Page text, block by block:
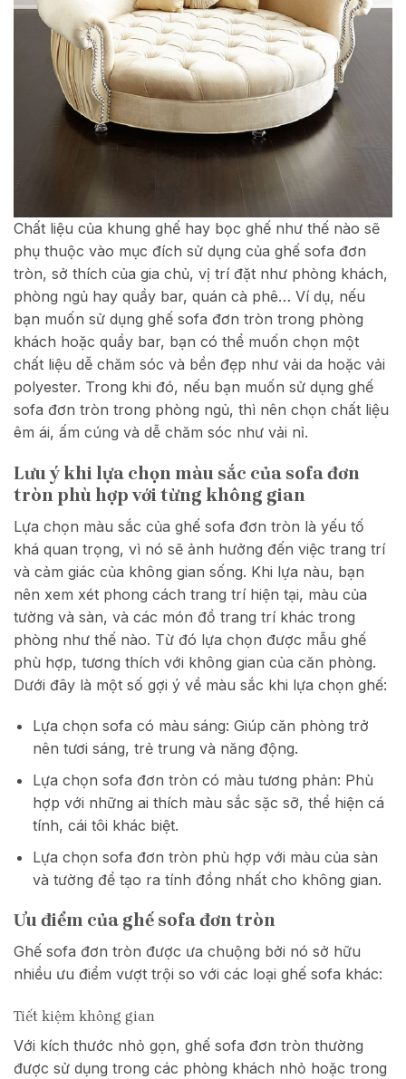
Chất liệu của khung ghế hay bọc ghế như thế nào sẽ
phụ thuộc vào mục đích sử dụng của ghế sofa đơn
tròn, sở thích của gia chủ, vị trí đặt như phòng khách,
phòng ngủ hay quầy bar, quán cà phê… Ví dụ, nếu
bạn muốn sử dụng ghế sofa đơn tròn trong phòng
khách hoặc quầy bar, bạn có thể muốn chọn một
chất liệu dễ chăm sóc và bền đẹp như vải da hoặc vải
polyester. Trong khi đó, nếu bạn muốn sử dụng ghế
sofa đơn tròn trong phòng ngủ, thì nên chọn chất liệu
êm ái, ấm cúng và dễ chăm sóc như vải nỉ.
Lưu ý khi lựa chọn màu sắc của sofa đơn
tròn phù hợp với từng không gian
Lựa chọn màu sắc của ghế sofa đơn tròn là yếu tố
khá quan trọng, vì nó sẽ ảnh hưởng đến việc trang trí
và cảm giác của không gian sống. Khi lựa nàu, bạn
nên xem xét phong cách trang trí hiện tại, màu của
tường và sàn, và các món đồ trang trí khác trong
phòng như thế nào. Từ đó lựa chọn được mẫu ghế
phù hợp, tương thích với không gian của căn phòng.
Dưới đây là một số gợi ý về màu sắc khi lựa chọn ghế:
Lựa chọn sofa có màu sáng: Giúp căn phòng trở
nên tươi sáng, trẻ trung và năng động.
Lựa chọn sofa đơn tròn có màu tương phản: Phù
hợp với những ai thích màu sắc sặc sỡ, thể hiện cá
tính, cái tôi khác biệt.
Lựa chọn sofa đơn tròn phù hợp với màu của sàn
và tường để tạo ra tính đồng nhất cho không gian.
Ưu điểm của ghế sofa đơn tròn
Ghế sofa đơn tròn được ưa chuộng bởi nó sở hữu
nhiều ưu điểm vượt trội so với các loại ghế sofa khác:
Tiết kiệm không gian
Với kích thước nhỏ gọn, ghế sofa đơn tròn thường
được sử dụng trong các phòng khách nhỏ hoặc trong